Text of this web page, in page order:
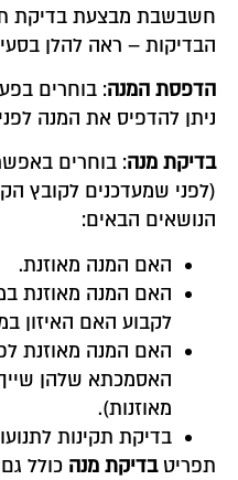
חשבשבת מבצעת בדיקת
הבדיקות – ראה להלן
הדפסת המנה: בוחרים
ניתן להדפיס את המנה
בדיקת מנה: בוחרים
(לפני שמעדכנים לקובץ
הנושאים הבאים:
האם המנה מאוזנת.
האם המנה מאוזנת
לקבוע האם האיזון
האם המנה מאוזנת
האסמכתא שלהן
מאוזנות).
בדיקת תקינות
תפריט בדיקת מנה כולל